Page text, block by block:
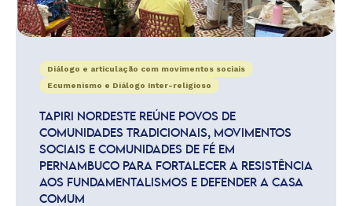
Diálogo e articulação com movimentos sociais
Ecumenismo e Diálogo Inter-religioso
TAPIRI NORDESTE REÚNE POVOS DE
COMUNIDADES TRADICIONAIS, MOVIMENTOS
SOCIAIS E COMUNIDADES DE FÉ EM
PERNAMBUCO PARA FORTALECER A RESISTÊNCIA
AOS FUNDAMENTALISMOS E DEFENDER A CASA
COMUM